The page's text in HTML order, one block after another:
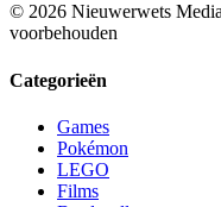
© 2026 Nieuwerwets
voorbehouden
Categorieën
Games
Pokémon
LEGO
Films